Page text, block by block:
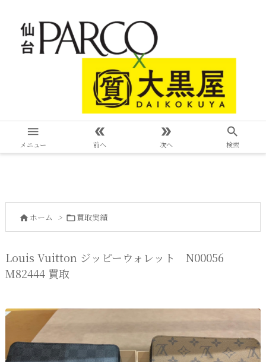

メニュー

前へ

次へ

検索
 ホーム > 買取実績
Louis Vuitton ジッピーウォレット N00056
M82444 買取